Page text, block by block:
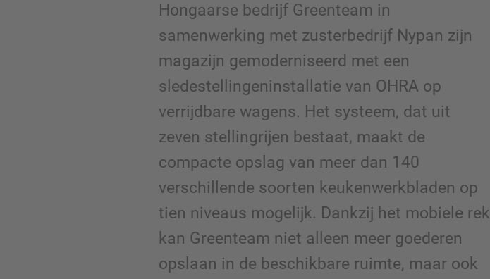
Hongaarse bedrijf Greenteam in
samenwerking met zusterbedrijf Nypan zijn
magazijn gemoderniseerd met een
sledestellingeninstallatie van OHRA op
verrijdbare wagens. Het systeem, dat uit
zeven stellingrijen bestaat, maakt de
compacte opslag van meer dan 140
verschillende soorten keukenwerkbladen op
tien niveaus mogelijk. Dankzij het mobiele rek
kan Greenteam niet alleen meer goederen
opslaan in de beschikbare ruimte, maar ook